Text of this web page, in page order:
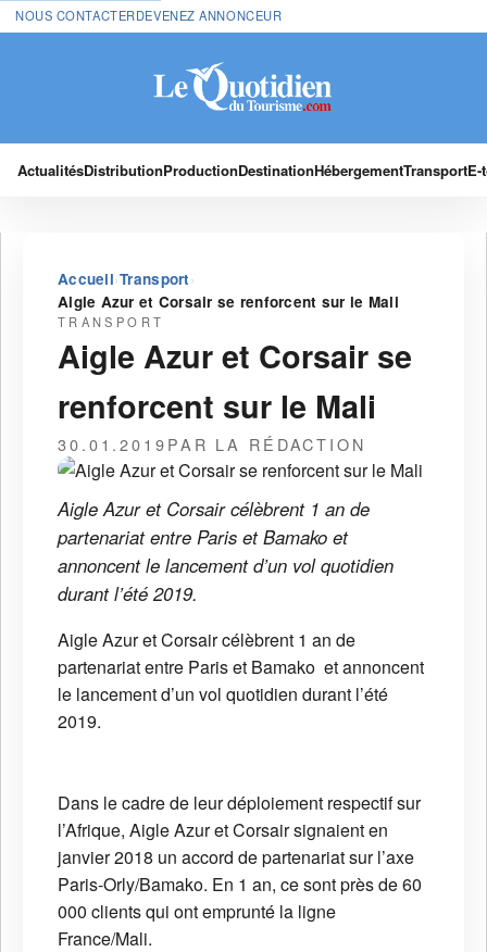
NOUS CONTACTERDEVENEZ ANNONCEUR
ActualitésDistributionProductionDestinationHébergementTransport
Accueil›Transport ›
Aigle Azur et Corsair se renforcent sur le Mali
TRANSPORT
Aigle Azur et Corsair se
renforcent sur le Mali
30.01.2019PAR LA RÉDACTION
Aigle Azur et Corsair célèbrent 1 an de
partenariat entre Paris et Bamako et
annoncent le lancement d’un vol quotidien
durant l’été 2019.
Aigle Azur et Corsair célèbrent 1 an de
partenariat entre Paris et Bamako et annoncent
le lancement d’un vol quotidien durant l’été
2019.
Dans le cadre de leur déploiement respectif sur
l’Afrique, Aigle Azur et Corsair signaient en
janvier 2018 un accord de partenariat sur l’axe
Paris-Orly/Bamako. En 1 an, ce sont près de 60
000 clients qui ont emprunté la ligne
France/Mali.